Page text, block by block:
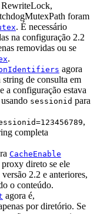
foram
. É necessário
na configuração 2.2
removidas ou se
.
agora
de consulta em
a configuração estava
sessionid para
,
completa
CacheEnable
direto se ele
2.2 e anteriores,
o conteúdo.
agora é,
por diretório. Se